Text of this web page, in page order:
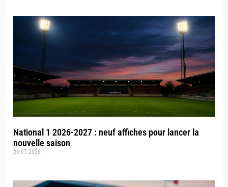
National 1 2026-2027 : neuf affiches pour lancer la
nouvelle saison
26.07.2026